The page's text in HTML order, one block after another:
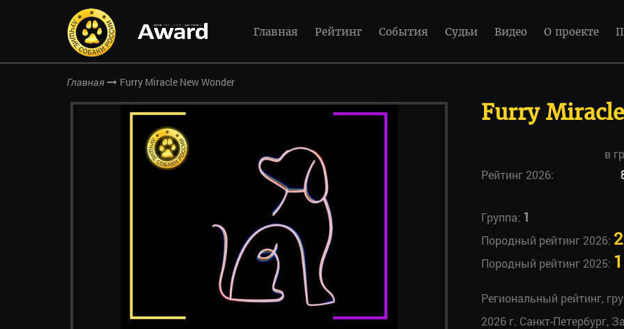
Главная Рейтинг События Судьи Видео О проекте
Главная Furry Miracle New Wonder
Furry
в
Рейтинг 2026:
Группа: 1
Породный рейтинг 2026: 2
Породный рейтинг 2025:
Региональный рейтинг,
2026 г. Санкт-Петербург,